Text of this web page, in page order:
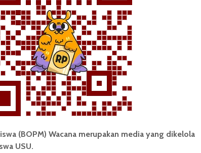
BERITA KAMPUS
Mahasiswa Sastra
Indonesia USU Raih Juara di
Festival Literasi Sumatra
2026
...
Redaksi 2 menit waktu baca
(BOPM) Wacana merupakan media yang dikelola
USU.